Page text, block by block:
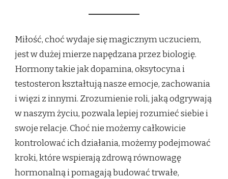
Miłość, choć wydaje się magicznym uczuciem,
jest w dużej mierze napędzana przez biologię.
Hormony takie jak dopamina, oksytocyna i
testosteron kształtują nasze emocje, zachowania
i więzi z innymi. Zrozumienie roli, jaką odgrywają
w naszym życiu, pozwala lepiej rozumieć siebie i
swoje relacje. Choć nie możemy całkowicie
kontrolować ich działania, możemy podejmować
kroki, które wspierają zdrową równowagę
hormonalną i pomagają budować trwałe,